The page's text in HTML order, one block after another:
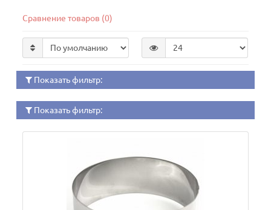
Сравнение товаров (0)
Показать фильтр:
Показать фильтр: